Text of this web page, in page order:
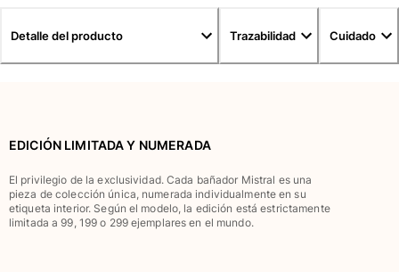
Ver todo Pret-a-porter
Yachting collection
Detalle del producto Trazabilidad Cuidado
EDICIÓN LIMITADA Y NUMERADA
El privilegio de la exclusividad. Cada bañador Mistral es una
pieza de colección única, numerada individualmente en su
etiqueta interior. Según el modelo, la edición está estrictamente
limitada a 99, 199 o 299 ejemplares en el mundo.